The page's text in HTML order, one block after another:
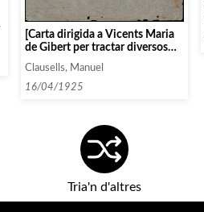
[Carta dirigida a Vicents Maria
de Gibert per tractar diversos
Clausells, Manuel
16/04/1925
Tria'n d'altres